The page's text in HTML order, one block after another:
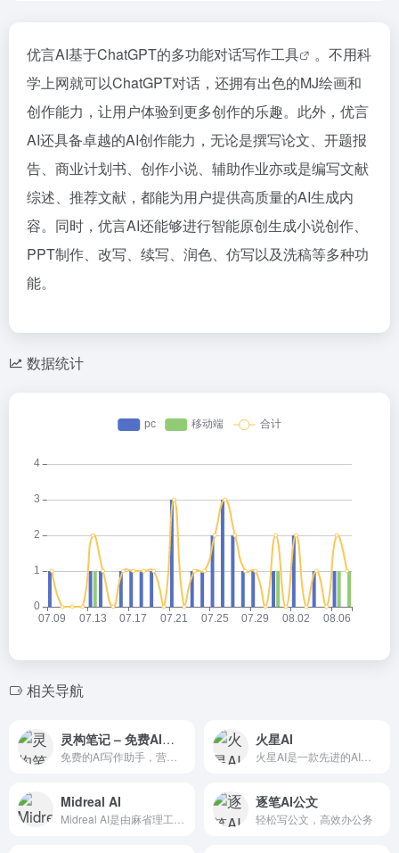
优言AI基于ChatGPT的多功能对话写作工具
。不用科
学上网就可以ChatGPT对话，还拥有出色的MJ绘画和
创作能力，让用户体验到更多创作的乐趣。此外，优言
AI还具备卓越的AI创作能力，无论是撰写论文、开题报
告、商业计划书、创作小说、辅助作业亦或是编写文献
综述、推荐文献，都能为用户提供高质量的AI生成内
容。同时，优言AI还能够进行智能原创生成小说创作、
PPT制作、改写、续写、润色、仿写以及洗稿等多种功
能。
数据统计
相关导航
灵构笔记 – 免费AI写作 火星AI
Midreal AI 逐笔AI公文
轻松写公文，高效办公务